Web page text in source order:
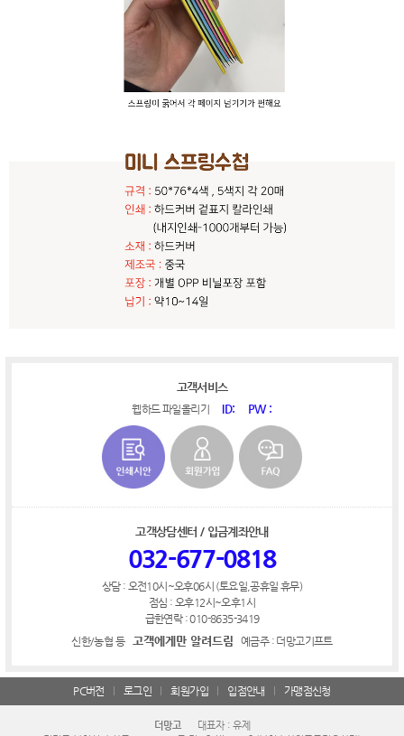
고객서비스
웹하드 파일올리기 ID: PW :
고객상담센터 / 입금계좌안내
032-677-0818
상담 : 오전10시~오후06시 (토요일,공휴일 휴무)
점심 : 오후12시~오후1시
급한연락 : 010-8635-3419
신한/농협 등
고객에게만 알려드림 예금주 : 더망고기프트
PC버전 로그인 회원가입 입점안내 가맹점신청
더망고
대표자 : 유제